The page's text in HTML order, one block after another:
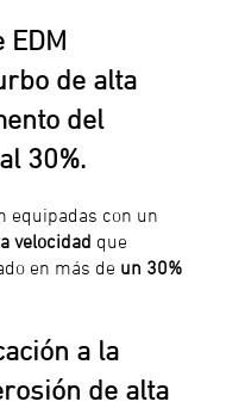
de alta
del
30%.
equipadas con un
velocidad que
en más de un 30%
a la
de alta